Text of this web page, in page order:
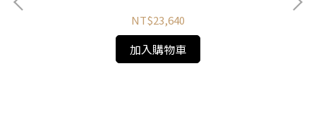
NT$23,640
加入購物車